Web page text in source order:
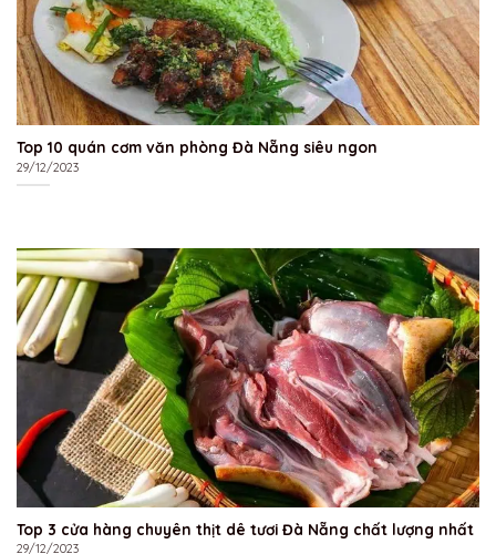
Top 10 quán cơm văn phòng Đà Nẵng siêu ngon
29/12/2023
Top 3 cửa hàng chuyên thịt dê tươi Đà Nẵng chất lượng nhất
29/12/2023